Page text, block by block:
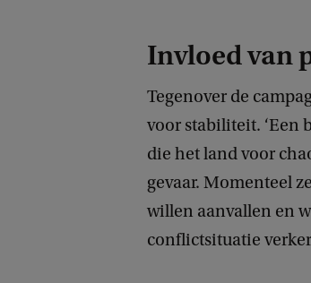
Invloed van
Tegenover de
voor stabiliteit. ‘Een
die het land voor
gevaar. Momenteel
willen aanvallen en
conflictsituatie